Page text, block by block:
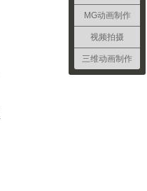
MG动画制作
视频拍摄
三维动画制作